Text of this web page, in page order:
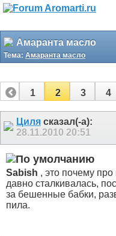
Амаранта масло
Тема: Амаранта масло
1 2 3 4
Циля сказал(-а):
28.11.2010 20:51
Sabish , это почему
давно сталкивалась,
за бешенные бабки,
пила.